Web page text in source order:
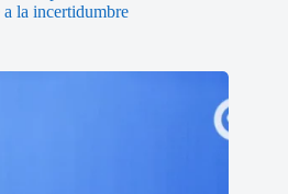
a la incertidumbre